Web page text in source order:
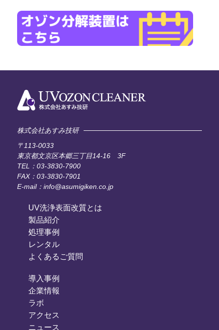
株式会社あすみ技研
〒113-0033
東京都文京区本郷三丁目14-16 3F
TEL：03-3830-7900
FAX：03-3830-7901
E-mail：info@asumigiken.co.jp
UV洗浄表面改質とは
製品紹介
処理事例
レンタル
よくあるご質問
導入事例
企業情報
ラボ
アクセス
ニュース